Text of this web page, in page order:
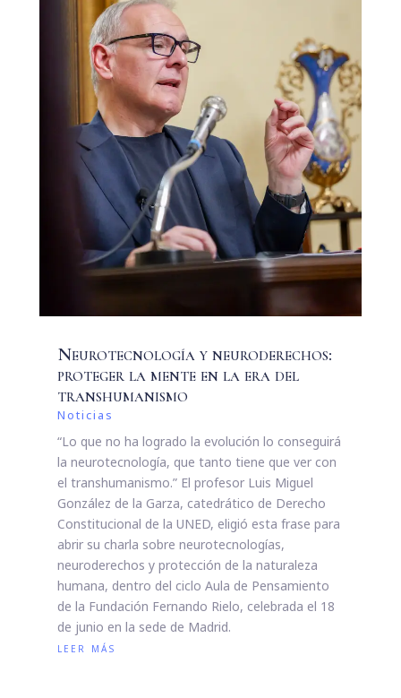
Neurotecnología y neuroderechos:
proteger la mente en la era del
transhumanismo
Noticias
“Lo que no ha logrado la evolución lo conseguirá
la neurotecnología, que tanto tiene que ver con
el transhumanismo.” El profesor Luis Miguel
González de la Garza, catedrático de Derecho
Constitucional de la UNED, eligió esta frase para
abrir su charla sobre neurotecnologías,
neuroderechos y protección de la naturaleza
humana, dentro del ciclo Aula de Pensamiento
de la Fundación Fernando Rielo, celebrada el 18
de junio en la sede de Madrid.
leer más